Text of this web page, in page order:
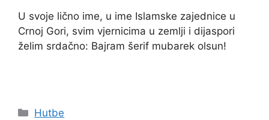
U svoje lično ime, u ime Islamske zajednice u
Crnoj Gori, svim vjernicima u zemlji i dijaspori
želim srdačno: Bajram šerif mubarek olsun!
Kategorije
Hutbe